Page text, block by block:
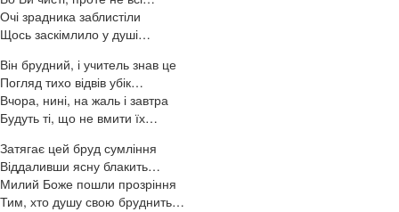
Очі зрадника заблистіли
Щось заскімлило у душі…
Він брудний, і учитель знав це
Погляд тихо відвів убік…
Вчора, нині, на жаль і завтра
Будуть ті, що не вмити їх…
Затягає цей бруд сумління
Віддаливши ясну блакить…
Милий Боже пошли прозріння
Тим, хто душу свою бруднить…